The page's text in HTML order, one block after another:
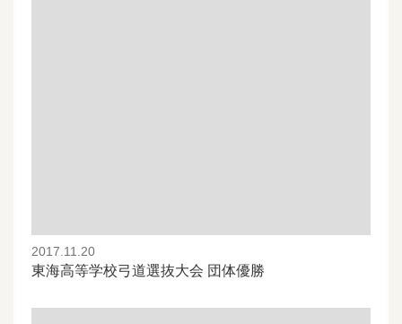
2017.11.20
東海高等学校弓道選抜大会 団体優勝